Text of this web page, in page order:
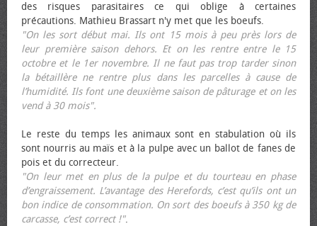
des risques parasitaires ce qui oblige à certaines
précautions. Mathieu Brassart n'y met que les bœufs.
"On les sort début mai. Ils ont 15 mois à peu près lors de
leur première saison dehors. Et on les rentre entre le 15
octobre et le 1er novembre. Il ne faut pas trop tarder sinon
la bétaillère ne rentre plus dans les parcelles à cause de
l’humidité. Ils font une deuxième saison de pâturage et on les
vend à 30 mois".
Le reste du temps les animaux sont en stabulation où ils
sont nourris au maïs et à la pulpe avec un ballot de fanes de
pois et du correcteur.
"On leur met en plus de la pulpe et du tourteau en phase
d’engraissement. L’avantage des Herefords, c’est qu’ils ont un
bon indice de consommation. On sort des bœufs à 350 kg de
carcasse, c’est correct !".